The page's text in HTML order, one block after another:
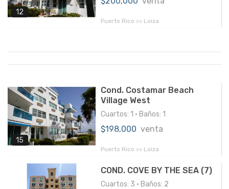
12
Puerto Rico >> Loiza
15
Cond. Costamar Beach
Village West
Cuartos: 1 • Baños: 1
$198,000 venta
Puerto Rico >> Loiza
COND. COVE BY THE SEA (7)
Cuartos: 3 • Baños: 2